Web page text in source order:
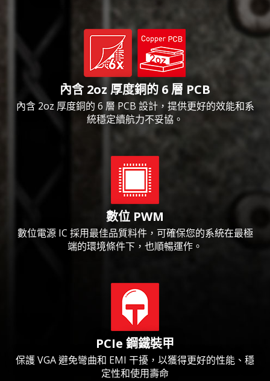
內含 2oz 厚度銅的 6 層 PCB
內含 2oz 厚度銅的 6 層 PCB 設計，提供更好的效能和系
統穩定續航力不妥協。
數位 PWM
數位電源 IC 採用最佳品質料件，可確保您的系統在最極
端的環境條件下，也順暢運作。
PCIe 鋼鐵裝甲
保護 VGA 避免彎曲和 EMI 干擾，以獲得更好的性能、穩
定性和使用壽命